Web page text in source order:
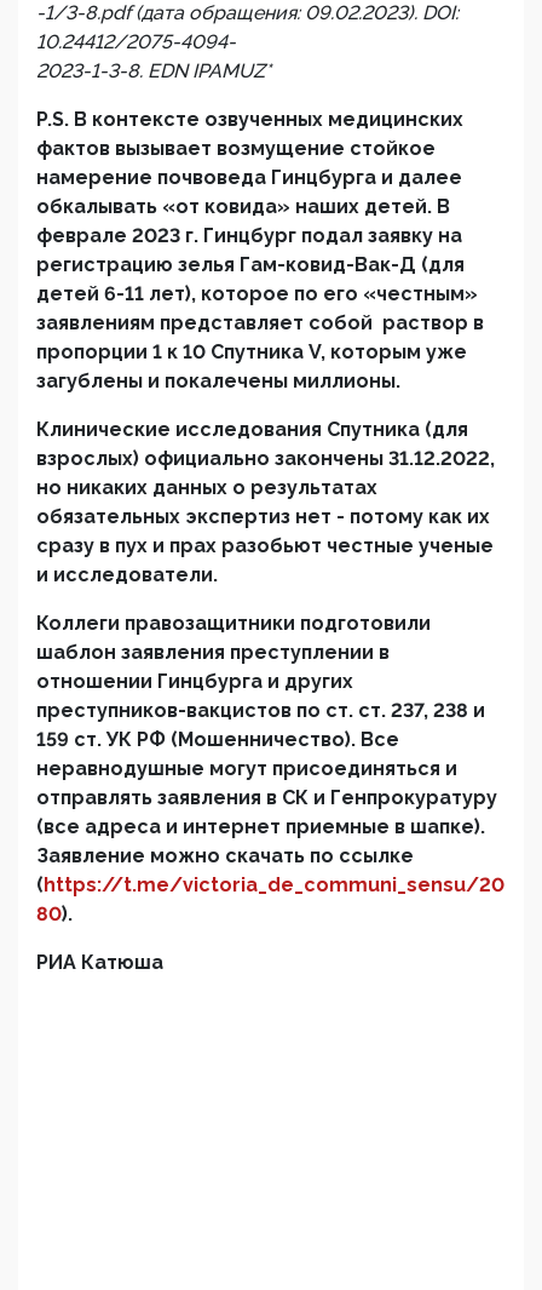
-1/3-8.pdf (дата обращения: 09.02.2023). DOI:
10.24412/2075-4094-
2023-1-3-8. EDN IPAMUZ*
P.S. В контексте озвученных медицинских
фактов вызывает возмущение стойкое
намерение почвоведа Гинцбурга и далее
обкалывать «от ковида» наших детей. В
феврале 2023 г. Гинцбург подал заявку на
регистрацию зелья Гам-ковид-Вак-Д (для
детей 6-11 лет), которое по его «честным»
заявлениям представляет собой раствор в
пропорции 1 к 10 Спутника V, которым уже
загублены и покалечены миллионы.
Клинические исследования Спутника (для
взрослых) официально закончены 31.12.2022,
но никаких данных о результатах
обязательных экспертиз нет - потому как их
сразу в пух и прах разобьют честные ученые
и исследователи.
Коллеги правозащитники подготовили
шаблон заявления преступлении в
отношении Гинцбурга и других
преступников-вакцистов по ст. ст. 237, 238 и
159 ст. УК РФ (Мошенничество). Все
неравнодушные могут присоединяться и
отправлять заявления в СК и Генпрокуратуру
(все адреса и интернет приемные в шапке).
Заявление можно скачать по ссылке
(https://t.me/victoria_de_communi_sensu/20
80).
РИА Катюша